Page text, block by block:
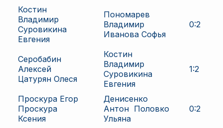
Костин
Владимир
Суровикина
Евгения
Пономарев
Владимир
Иванова Софья
0:2
Серобабин
Алексей
Цатурян Олеся
Костин
Владимир
Суровикина
Евгения
1:2
Проскура Егор
Проскура
Ксения
Денисенко
Антон Половко
Ульяна
0:2